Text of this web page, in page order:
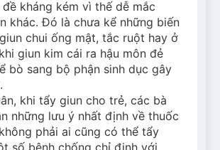
kháng kém vì thế dễ mắc
khác. Đó là chưa kể những biến
chui ống mật, tắc ruột hay ở
giun kim cái ra hậu môn đẻ
bò sang bộ phận sinh dục gây
khi tẩy giun cho trẻ, các bà
những lưu ý nhất định về thuốc
phải ai cũng có thể tẩy
số bệnh chống chỉ định với